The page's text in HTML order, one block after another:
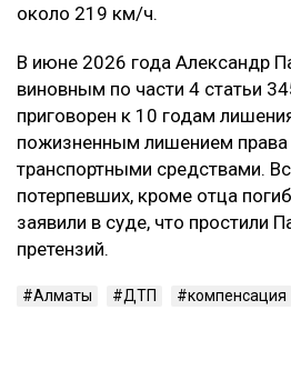
около 219 км/ч.
В июне 2026 года Александр
виновным по части 4 статьи
приговорен к 10 годам
пожизненным лишением права
транспортными средствами.
потерпевших, кроме отца
заявили в суде, что простили
претензий.
Алматы ДТП компенсация